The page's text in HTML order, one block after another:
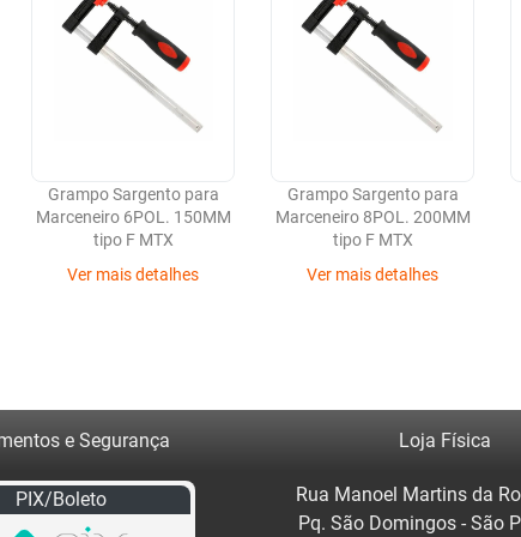
Grampo Sargento para
Marceneiro 6POL. 150MM
tipo F MTX
Ver mais detalhes
Grampo Sargento para
Marceneiro 8POL. 200MM
tipo F MTX
Ver mais detalhes
e Segurança
PIX/Boleto
Loja Física
Rua Manoel Martins da
Pq. São Domingos - São